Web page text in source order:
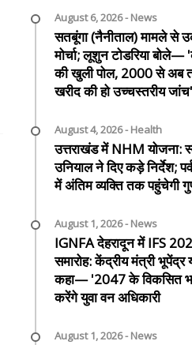
August 6, 2026 - News
सतबूंगा (नैनीताल) मामले से
मोर्चा; लूशुन टोडरिया
की खुली पोल, 2000 से अब
खरीद की हो उच्चस्तरीय जांच'
August 4, 2026 - Health
उत्तराखंड में NHM योजना:
उनियाल ने दिए कड़े निर्देश;
में अंतिम व्यक्ति तक पहुंचेगी
August 1, 2026 - News
IGNFA देहरादून में IFS
समारोह: केंद्रीय मंत्री
कहा— '2047 के विकसित
करेंगे युवा वन अधिकारी
August 1, 2026 - News